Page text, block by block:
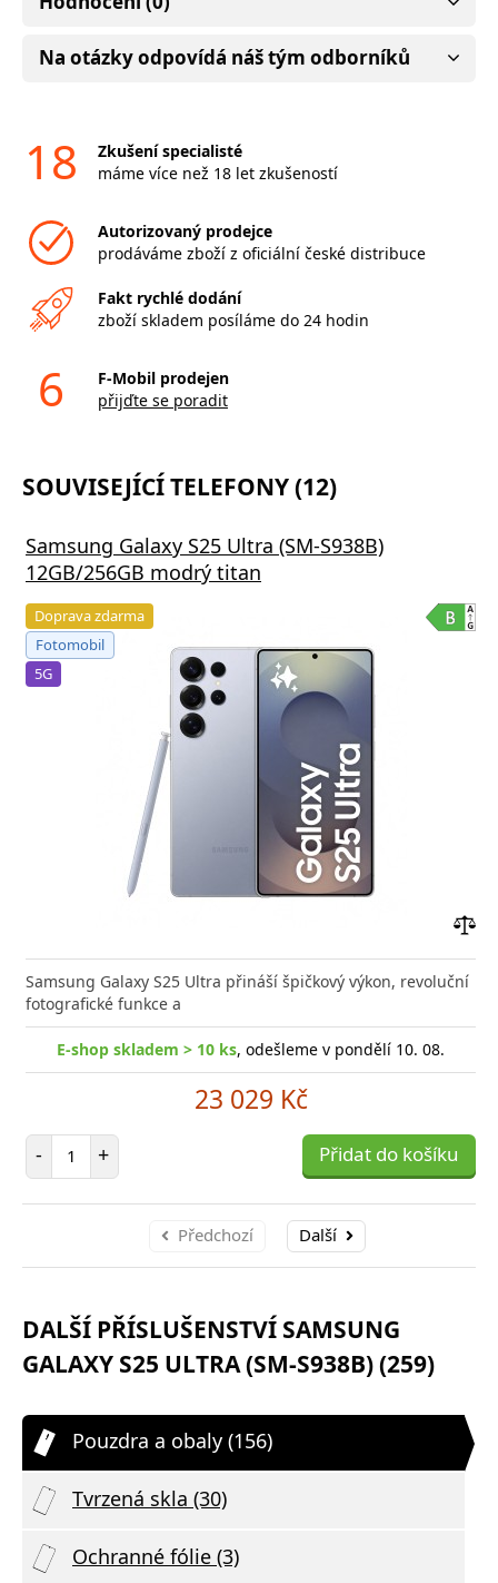
Na otázky odpovídá náš tým odborníků
18
Zkušení specialisté
máme více než 18 let zkušeností
Autorizovaný prodejce
prodáváme zboží z oficiální české distribuce
Fakt rychlé dodání
zboží skladem posíláme do 24 hodin
6
F-Mobil prodejen
přijďte se poradit
SOUVISEJÍCÍ TELEFONY (12)
Samsung Galaxy S25 Ultra (SM-S938B)
12GB/256GB modrý titan
Doprava zdarma
Fotomobil
5G
Samsung Galaxy S25 Ultra přináší špičkový výkon, revoluční
fotografické funkce a
E-shop skladem > 10 ks, odešleme v pondělí 10. 08.
23 029 Kč
- Počet položek
+ Přidat do košíku
Předchozí Další
DALŠÍ PŘÍSLUŠENSTVÍ SAMSUNG
GALAXY S25 ULTRA (SM-S938B) (259)
Pouzdra a obaly (156)
Tvrzená skla (30)
Ochranné fólie (3)